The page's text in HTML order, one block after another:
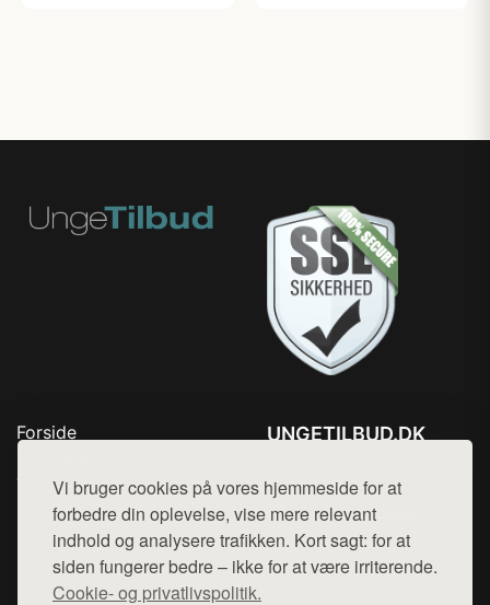
Vi bruger cookies på vores hjemmeside for at
forbedre din oplevelse, vise mere relevant
indhold og analysere trafikken. Kort sagt: for at
siden fungerer bedre – ikke for at være irriterende.
Cookie- og privatlivspolitik.
Forside
Top Rabatter
Blog
Kontakt
UNGETILBUD.DK
Mail: hej@want.dk
Cookie- og privatlivspolitik